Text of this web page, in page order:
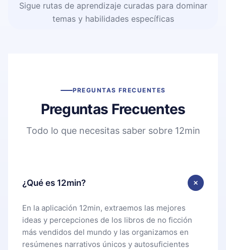
Sigue rutas de aprendizaje curadas para dominar
temas y habilidades específicas
PREGUNTAS FRECUENTES
Preguntas Frecuentes
Todo lo que necesitas saber sobre 12min
¿Qué es 12min?
En la aplicación 12min, extraemos las mejores
ideas y percepciones de los libros de no ficción
más vendidos del mundo y las organizamos en
resúmenes narrativos únicos y autosuficientes